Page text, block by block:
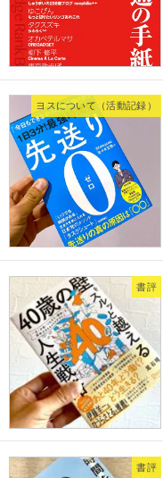
ヨスについて（活動記録）
書評
書評